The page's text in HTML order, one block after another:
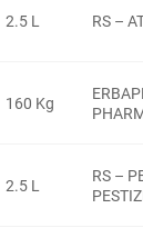
2.5 L RS –
160 Kg
2.5 L
RS –